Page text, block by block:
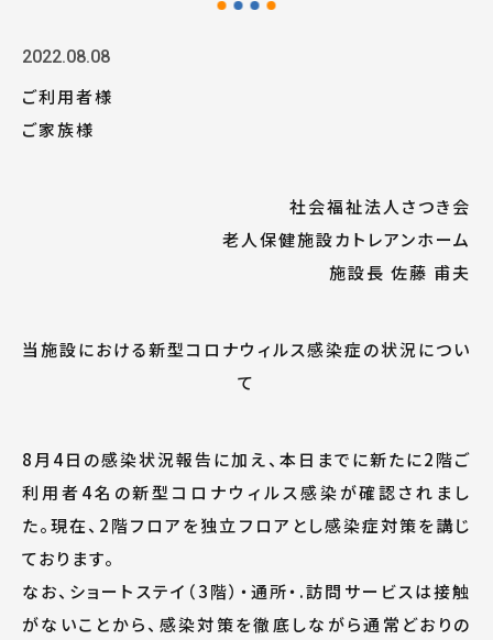
2022.08.08
ご利用者様
ご家族様
社会福祉法人さつき会
老人保健施設カトレアンホーム
施設長 佐藤 甫夫
当施設における新型コロナウィルス感染症の状況につい
て
8月4日の感染状況報告に加え、本日までに新たに2階ご
利用者4名の新型コロナウィルス感染が確認されまし
た。現在、2階フロアを独立フロアとし感染症対策を講じ
ております。
なお、ショートステイ（3階）・通所・.訪問サービスは接触
がないことから、感染対策を徹底しながら通常どおりの